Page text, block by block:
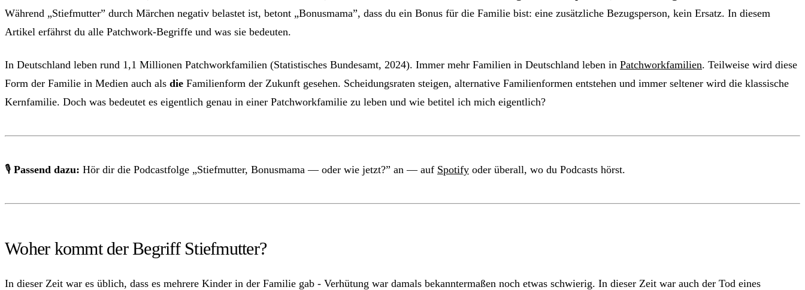
Während „Stiefmutter” durch Märchen negativ belastet ist, betont „Bonusmama”, dass du ein Bonus für die Familie bist: eine zusätzliche Bezugsperson, kein Ersatz. In diesem
Artikel erfährst du alle Patchwork-Begriffe und was sie bedeuten.
In Deutschland leben rund 1,1 Millionen Patchworkfamilien (Statistisches Bundesamt, 2024). Immer mehr Familien in Deutschland leben in Patchworkfamilien. Teilweise wird diese
Form der Familie in Medien auch als die Familienform der Zukunft gesehen. Scheidungsraten steigen, alternative Familienformen entstehen und immer seltener wird die klassische
Kernfamilie. Doch was bedeutet es eigentlich genau in einer Patchworkfamilie zu leben und wie betitel ich mich eigentlich?
🎙 Passend dazu: Hör dir die Podcastfolge „Stiefmutter, Bonusmama — oder wie jetzt?” an — auf Spotify oder überall, wo du Podcasts hörst.
Woher kommt der Begriff Stiefmutter?
In dieser Zeit war es üblich, dass es mehrere Kinder in der Familie gab - Verhütung war damals bekanntermaßen noch etwas schwierig. In dieser Zeit war auch der Tod eines